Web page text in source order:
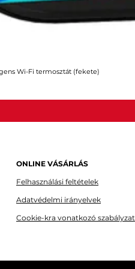
Wi-Fi termosztát (fekete)
ONLINE VÁSÁRLÁS
Felhasználási feltételek
Adatvédelmi irányelvek
Cookie-kra vonatkozó szabályzat